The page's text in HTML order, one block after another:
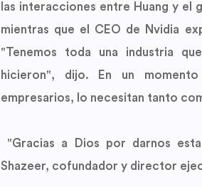
las interacciones entre Huang y el
mientras que el CEO de Nvidia
"Tenemos toda una industria
hicieron", dijo. En un
empresarios, lo necesitan tanto
"Gracias a Dios por darnos
Shazeer, cofundador y director